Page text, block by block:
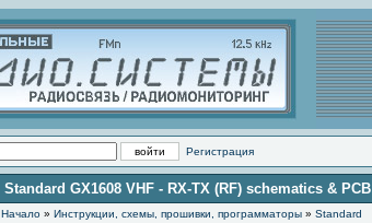
Регистрация
Standard GX1608 VHF - RX-TX (RF) schematics & PCB
Начало » Инструкции, схемы, прошивки, программаторы » Standard